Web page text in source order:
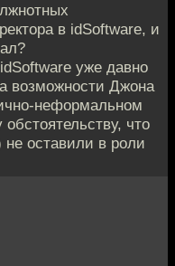
в idSoftware, и
уже давно
возможности Джона
неформальном
что
не оставили в роли